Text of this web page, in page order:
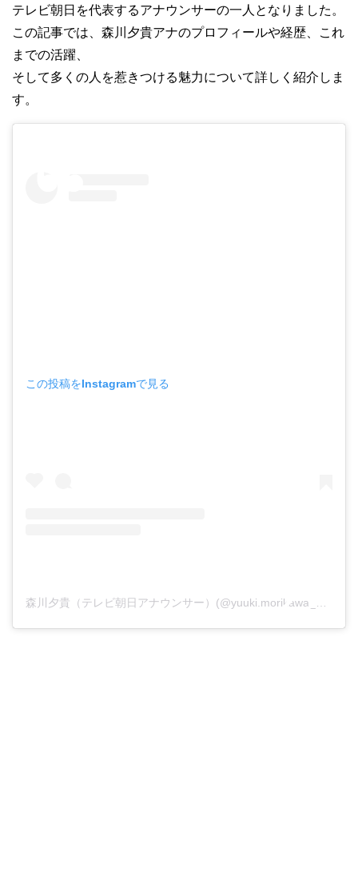
テレビ朝日を代表するアナウンサーの一人となりました。
この記事では、森川夕貴アナのプロフィールや経歴、これ
までの活躍、
そして多くの人を惹きつける魅力について詳しく紹介しま
す。
この投稿をInstagramで見る
森川夕貴（テレビ朝日アナウンサー）(@yuuki.morikawa_ex)がシェアした投稿